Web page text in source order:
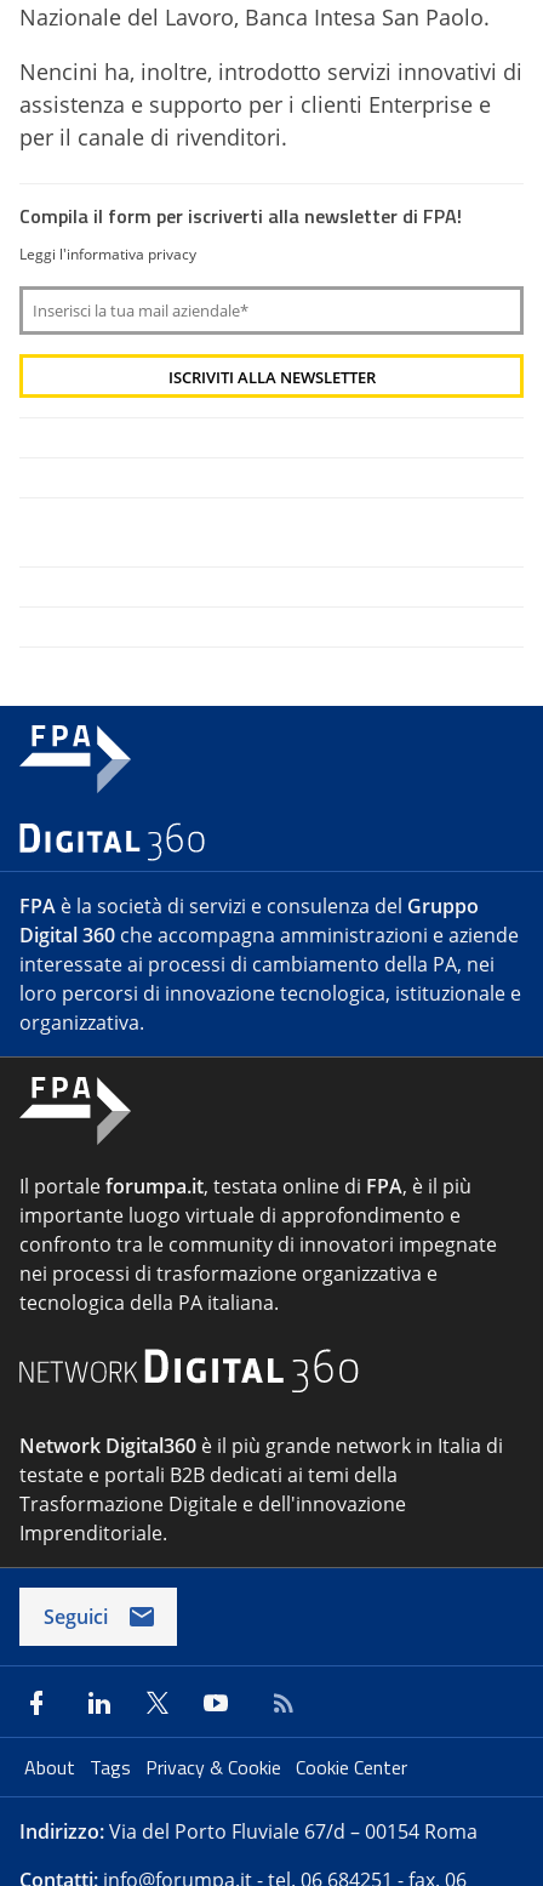
Nazionale del Lavoro, Banca Intesa San Paolo.
Nencini ha, inoltre, introdotto servizi innovativi di
assistenza e supporto per i clienti Enterprise e
per il canale di rivenditori.
Compila il form per iscriverti alla newsletter di FPA!
Leggi l'informativa privacy
FPA è la società di servizi e consulenza del Gruppo
Digital 360 che accompagna amministrazioni e aziende
interessate ai processi di cambiamento della PA, nei
loro percorsi di innovazione tecnologica, istituzionale e
organizzativa.
Il portaleforumpa.it, testata online di FPA, è il più
importante luogo virtuale di approfondimento e
confronto tra le community di innovatori impegnate
nei processi di trasformazione organizzativa e
tecnologica della PA italiana.
Network Digital360 è il più grande network in Italia di
testate e portali B2B dedicati ai temi della
Trasformazione Digitale e dell'innovazione
Imprenditoriale.
Seguici
About Tags Privacy & Cookie Cookie Center
Indirizzo:Via del Porto Fluviale 67/d – 00154 Roma
Contatti: info@forumpa.it- tel. 06 684251 - fax. 06